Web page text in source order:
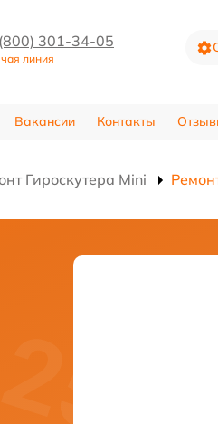
301-34-05
линия
Вакансии Контакты
Гироскутера Mini